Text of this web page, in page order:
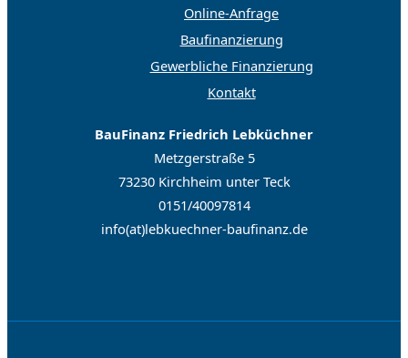
Online-Anfrage
Baufinanzierung
Gewerbliche Finanzierung
Kontakt
BauFinanz Friedrich Lebküchner
Metzgerstraße 5
73230 Kirchheim unter Teck
0151/40097814
info(at)lebkuechner-baufinanz.de